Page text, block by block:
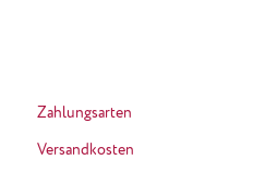
Zahlungsarten
Versandkosten